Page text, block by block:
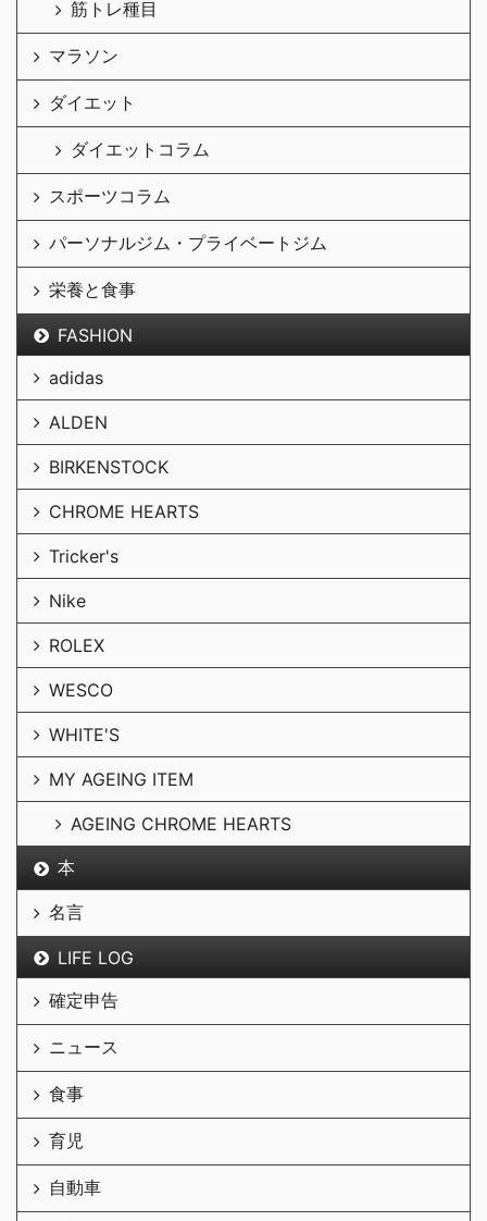
筋トレ種目
マラソン
ダイエット
ダイエットコラム
スポーツコラム
パーソナルジム・プライベートジム
栄養と食事
FASHION
adidas
ALDEN
BIRKENSTOCK
CHROME HEARTS
Tricker's
Nike
ROLEX
WESCO
WHITE'S
MY AGEING ITEM
AGEING CHROME HEARTS
本
名言
LIFE LOG
確定申告
ニュース
食事
育児
自動車